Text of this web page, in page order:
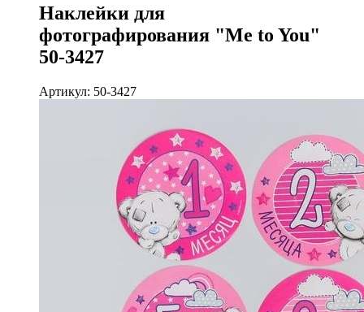
Наклейки для
фотографирования "Me to You"
50-3427
Артикул: 50-3427